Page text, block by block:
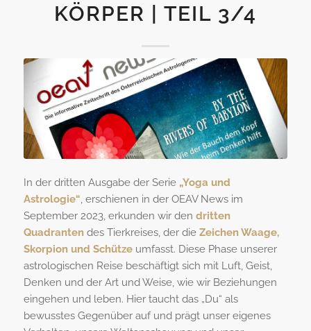
KÖRPER | TEIL 3/4
In der dritten Ausgabe der Serie „Yoga und
Astrologie“, erschienen in der OEAV News im
September 2023, erkunden wir den dritten
Quadrantendes Tierkreises, der die Zeichen Waage,
Skorpion und Schützeumfasst. Diese Phase unserer
astrologischen Reise beschäftigt sich mit Luft, Geist,
Denken und der Art und Weise, wie wir Beziehungen
eingehen und leben. Hier taucht das „Du“ als
bewusstes Gegenüber auf und prägt unser eigenes